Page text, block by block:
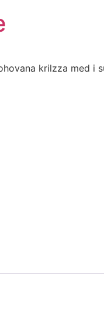
krilzza med i